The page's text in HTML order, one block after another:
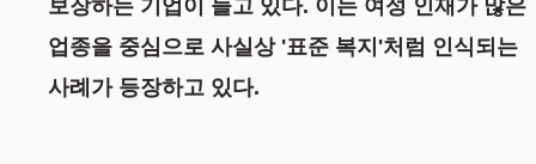
보장하는 기업이 늘고 있다. 이는 여성 인재가 많은
업종을 중심으로 사실상 '표준 복지'처럼 인식되는
사례가 등장하고 있다.